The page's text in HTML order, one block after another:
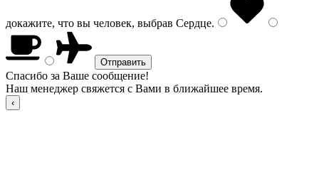
докажите, что вы человек, выбрав Сердце.
Спасибо за Ваше сообщение!
Наш менеджер свяжется с Вами в ближайшее время.